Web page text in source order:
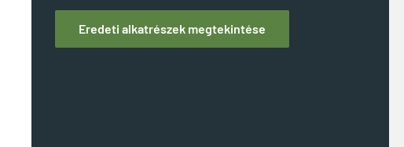
Eredeti alkatrészek megtekintése